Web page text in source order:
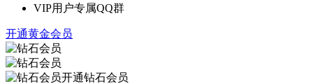
VIP用户专属QQ群
开通黄金会员
开通钻石会员